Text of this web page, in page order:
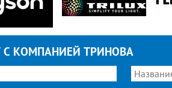
С КОМПАНИЕЙ ТРИНОВА